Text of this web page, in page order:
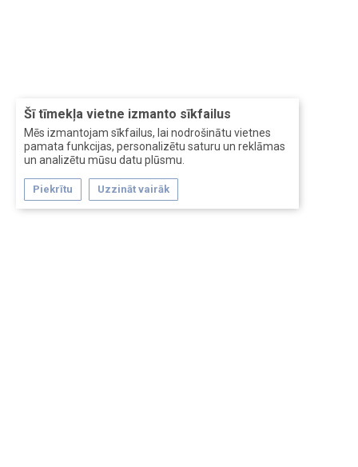
Šī tīmekļa vietne izmanto sīkfailus
Mēs izmantojam sīkfailus, lai nodrošinātu vietnes
pamata funkcijas, personalizētu saturu un reklāmas
un analizētu mūsu datu plūsmu.
Piekrītu Uzzināt vairāk